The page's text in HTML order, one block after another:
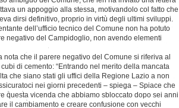
un appoggio alla stessa, motivandolo col fatto che
dirsi definitivo, proprio in virtù degli ultimi sviluppi.
dell’ufficio tecnico del Comune non ha potuto
negativo del Campidoglio, non avendo elementi
che il parere negativo del Comune si riferiva al
di cemento: “Entrando nel merito della mancata
che siano stati gli uffici della Regione Lazio a non
nei giorni precedenti – spiega – Spiace che
questa vicenda che abbiamo sbloccato dopo sei anni
il cambiamento e creare confusione con vecchi